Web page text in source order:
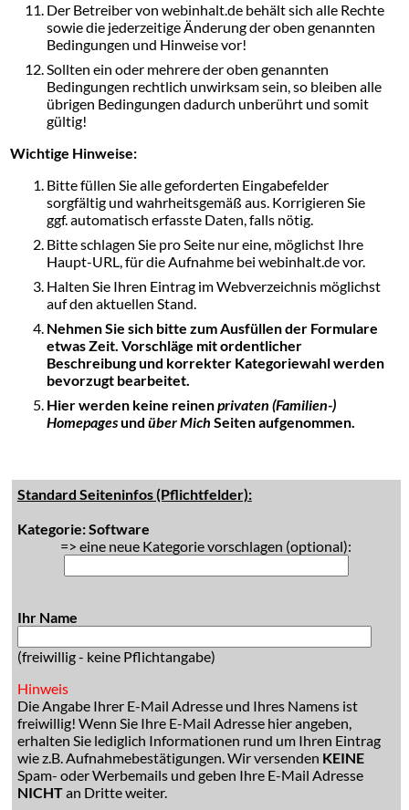
Der Betreiber von webinhalt.de behält sich alle Rechte
sowie die jederzeitige Änderung der oben genannten
Bedingungen und Hinweise vor!
Sollten ein oder mehrere der oben genannten
Bedingungen rechtlich unwirksam sein, so bleiben alle
übrigen Bedingungen dadurch unberührt und somit
gültig!
Wichtige Hinweise:
Bitte füllen Sie alle geforderten Eingabefelder
sorgfältig und wahrheitsgemäß aus. Korrigieren Sie
ggf. automatisch erfasste Daten, falls nötig.
Bitte schlagen Sie pro Seite nur eine, möglichst Ihre
Haupt-URL, für die Aufnahme bei webinhalt.de vor.
Halten Sie Ihren Eintrag im Webverzeichnis möglichst
auf den aktuellen Stand.
Nehmen Sie sich bitte zum Ausfüllen der Formulare
etwas Zeit. Vorschläge mit ordentlicher
Beschreibung und korrekter Kategoriewahl werden
bevorzugt bearbeitet.
Hier werden keine reinenprivaten (Familien-)
Homepagesund über Mich Seiten aufgenommen.
Standard Seiteninfos (Pflichtfelder):
Kategorie: Software
=> eine neue Kategorie vorschlagen (optional):
Ihr Name
(freiwillig - keine Pflichtangabe)
Hinweis
Die Angabe Ihrer E-Mail Adresse und Ihres Namens ist
freiwillig! Wenn Sie Ihre E-Mail Adresse hier angeben,
erhalten Sie lediglich Informationen rund um Ihren Eintrag
wie z.B. Aufnahmebestätigungen. Wir versenden KEINE
Spam- oder Werbemails und geben Ihre E-Mail Adresse
NICHTan Dritte weiter.